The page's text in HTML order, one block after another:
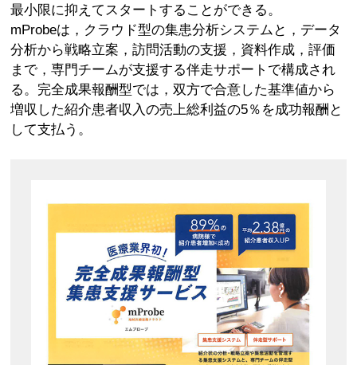
最小限に抑えてスタートすることができる。
mProbeは，クラウド型の集患分析システムと，データ
分析から戦略立案，訪問活動の支援，資料作成，評価
まで，専門チームが支援する伴走サポートで構成され
る。完全成果報酬型では，双方で合意した基準値から
増収した紹介患者収入の売上総利益の5％を成功報酬と
して支払う。